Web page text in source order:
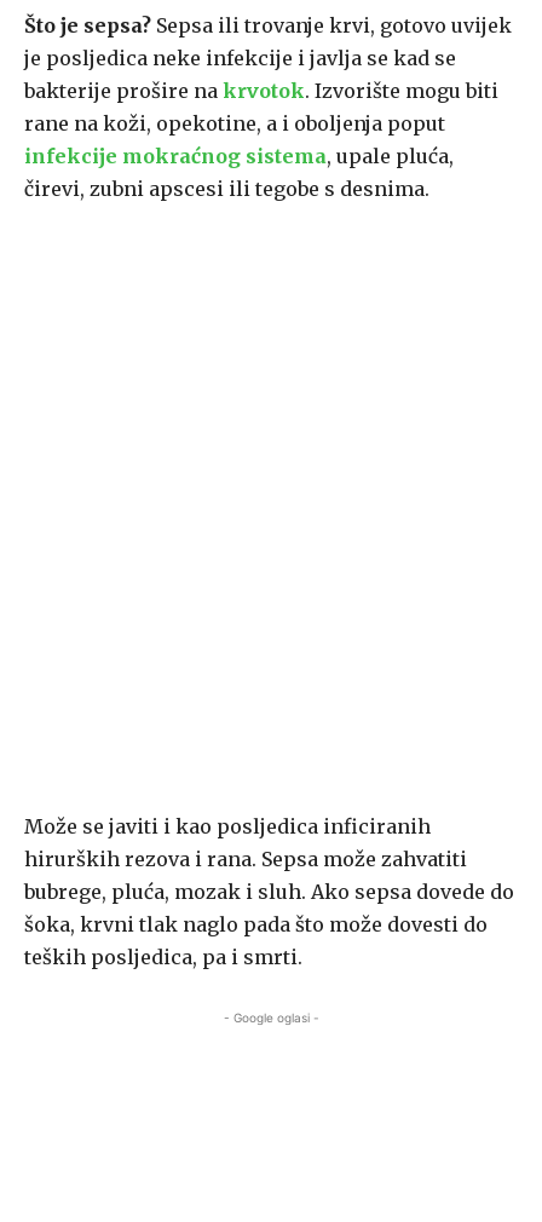
Što je sepsa? Sepsa ili trovanje krvi, gotovo uvijek
je posljedica neke infekcije i javlja se kad se
bakterije prošire na krvotok. Izvorište mogu biti
rane na koži, opekotine, a i oboljenja poput
infekcije mokraćnog sistema, upale pluća,
čirevi, zubni apscesi ili tegobe s desnima.
Može se javiti i kao posljedica inficiranih
hirurških rezova i rana. Sepsa može zahvatiti
bubrege, pluća, mozak i sluh. Ako sepsa dovede do
šoka, krvni tlak naglo pada što može dovesti do
teških posljedica, pa i smrti.
- Google oglasi -